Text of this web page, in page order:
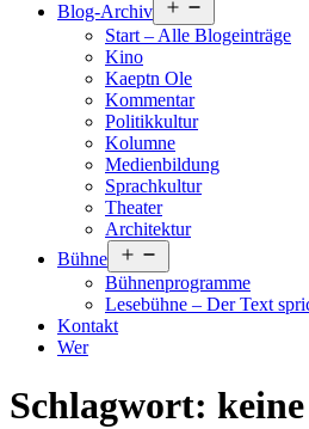
Blog-Archiv
öffnen
Start – Alle Blogeinträge
Kino
Kaeptn Ole
Kommentar
Politikkultur
Kolumne
Medienbildung
Sprachkultur
Theater
Architektur
Bühne
öffnen
Bühnenprogramme
Lesebühne – Der Text
Kontakt
Wer
Schlagwort: keine